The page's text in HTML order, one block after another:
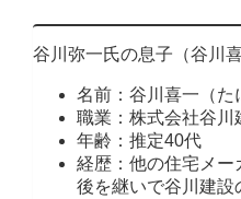
谷川弥一氏の息子（谷川
名前：谷川喜一（た
職業：株式会社谷川
年齢：推定40代
経歴：他の住宅メ
後を継いで谷川建